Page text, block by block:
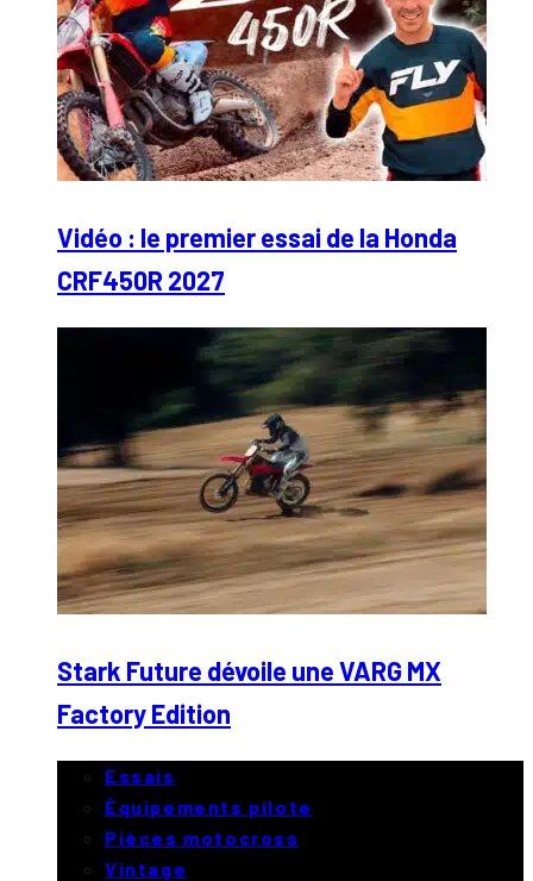
Vidéo : le premier essai de la Honda
CRF450R 2027
Stark Future dévoile une VARG MX
Factory Edition
Essais
Équipements pilote
Pièces motocross
Vintage